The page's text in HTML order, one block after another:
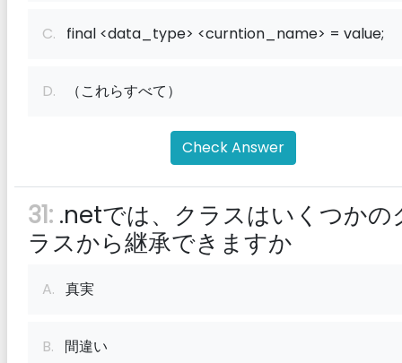
C. final <data_type> <curntion_name> = value;
D. （これらすべて）
Check Answer
31: .netでは、クラスはいくつかの
ラスから継承できますか
A. 真実
B. 間違い